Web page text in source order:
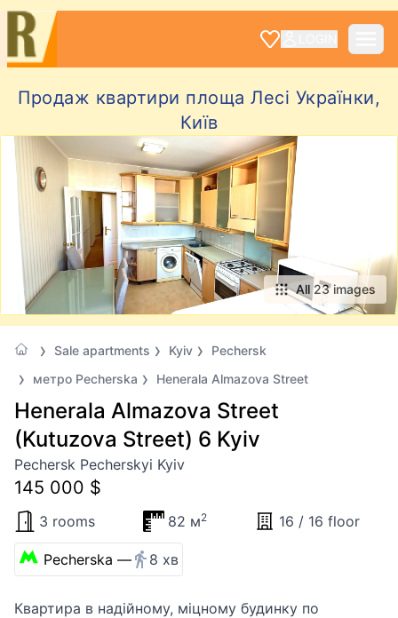
Продаж квартири площа Лесі Українки,
Київ
All 23 images
Sale apartments Kyiv
Pechersk
метро Pecherska
Henerala Almazova Street
Henerala Almazova Street
(Kutuzova Street) 6 Kyiv
Pechersk Pecherskyi Kyiv
145 000 $
3 rooms 82 м2 16 / 16 floor
Pecherska — 8 хв
Квартира в надійному, міцному будинку по